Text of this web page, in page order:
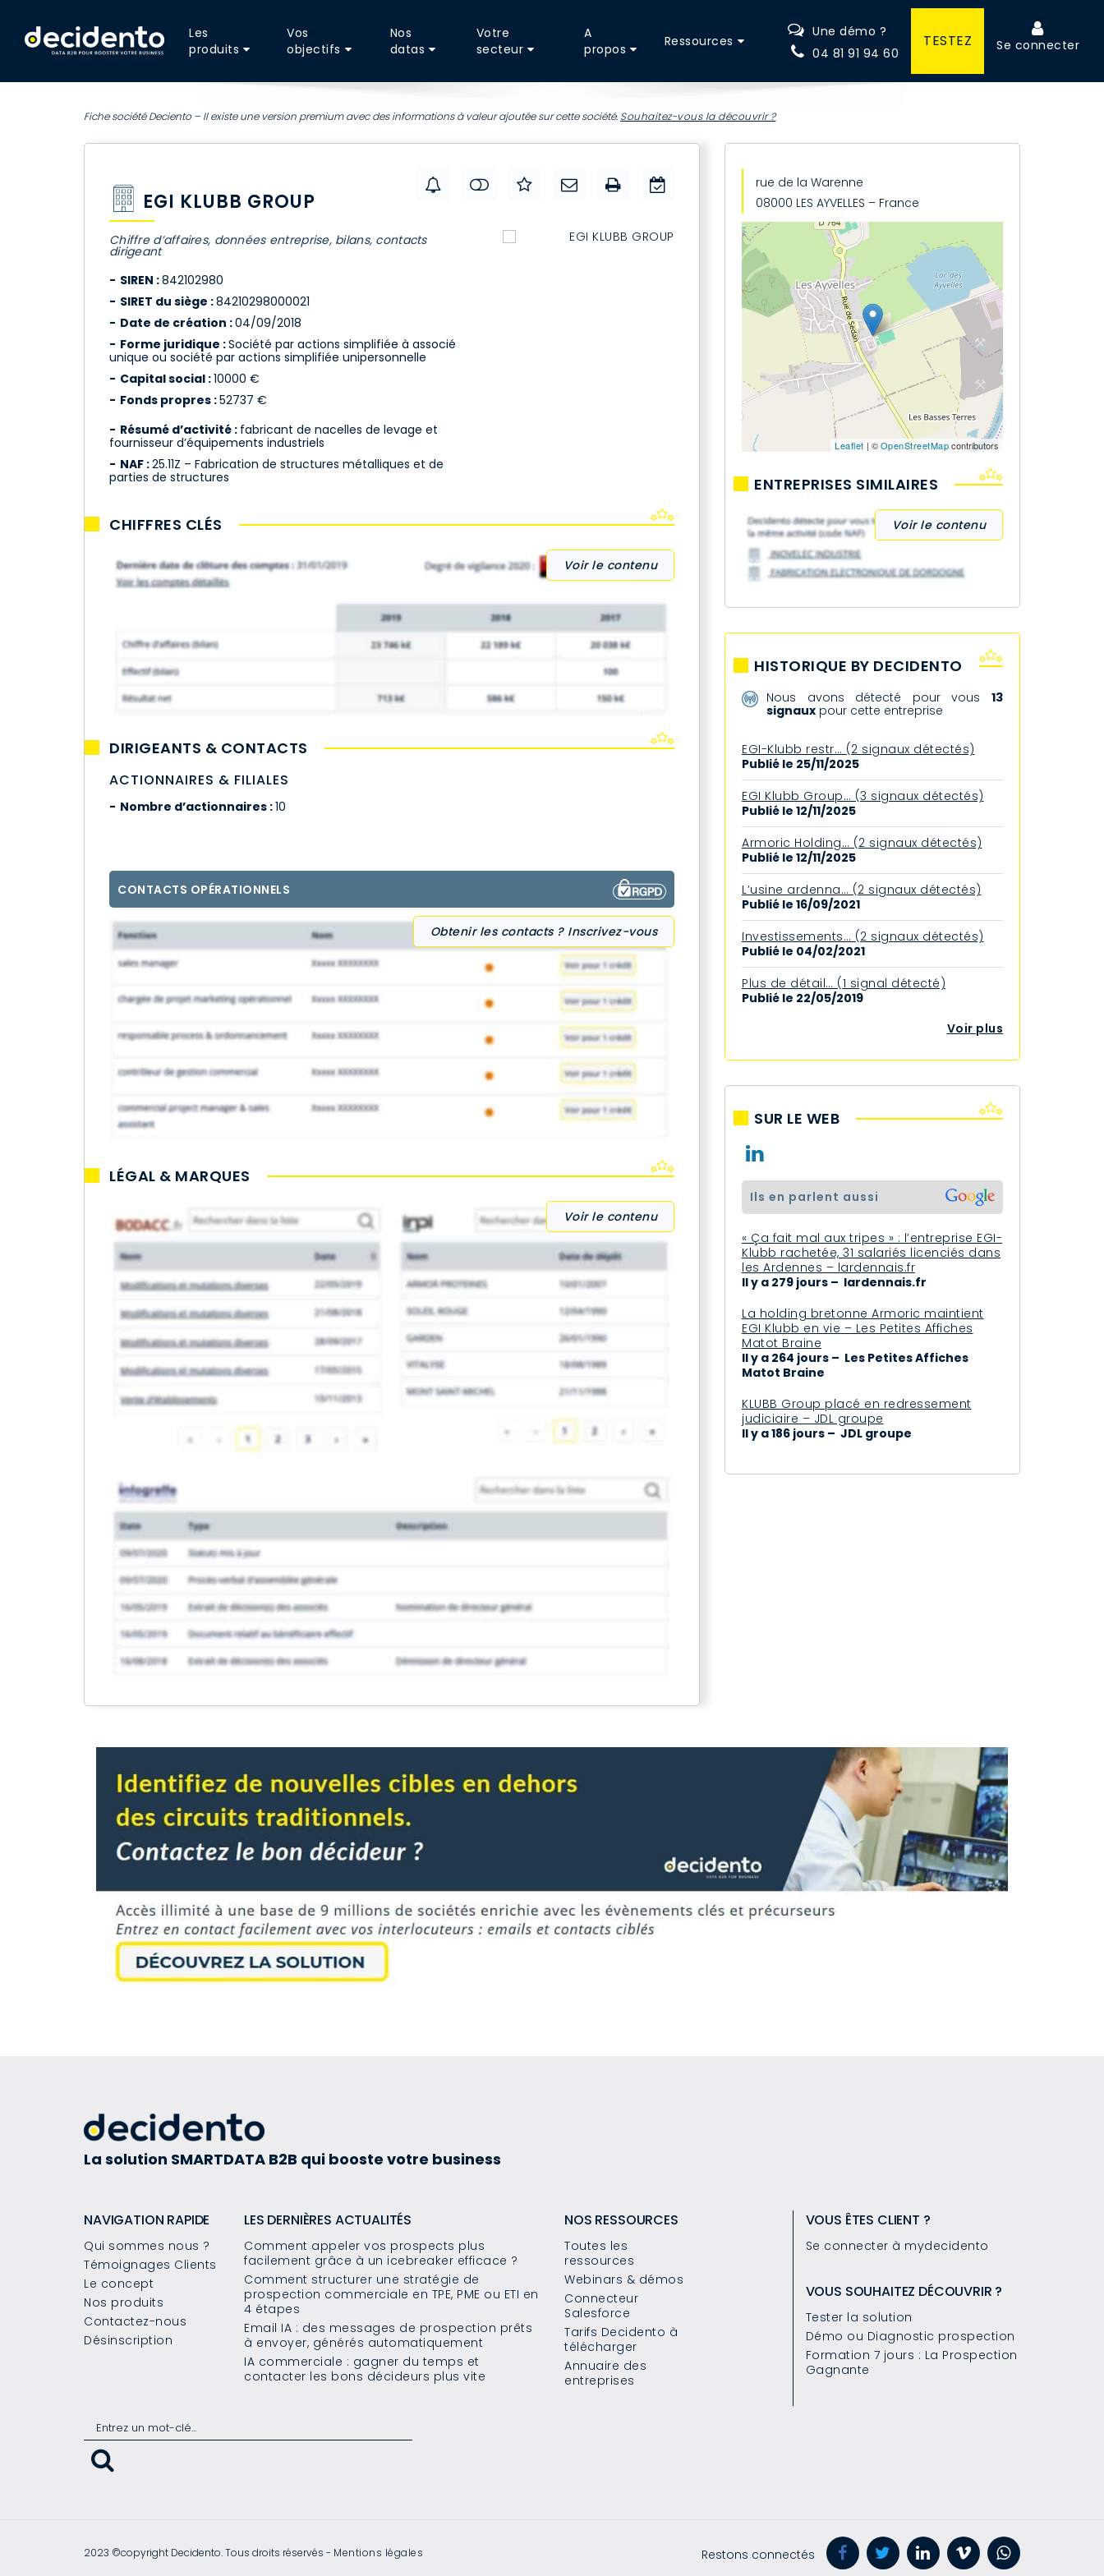
Les
produits
Vos
objectifs
Nos
datas
Votre
secteur
A
propos
Ressources
Une démo ?
04 81 91 94 60
TESTEZ Se connecter
Fiche société Deciento – Il existe une version premium avec des informations à valeur ajoutée sur cette société. Souhaitez-vous la découvrir ?
EGI KLUBB GROUP
Chiffre d’affaires, données entreprise, bilans, contacts
dirigeant
SIREN :842102980
SIRET du siège :84210298000021
Date de création :04/09/2018
Forme juridique :Société par actions simplifiée à associé
unique ou société par actions simplifiée unipersonnelle
Capital social :10000 €
Fonds propres :52737 €
Résumé d’activité : fabricant de nacelles de levage et
fournisseur d’équipements industriels
NAF :25.11Z – Fabrication de structures métalliques et de
parties de structures
CHIFFRES CLÉS
Voir le contenu
DIRIGEANTS & CONTACTS
ACTIONNAIRES & FILIALES
Nombre d’actionnaires :10
CONTACTS OPÉRATIONNELS
Obtenir les contacts ? Inscrivez-vous
LÉGAL & MARQUES
Voir le contenu
rue de la Warenne
08000 LES AYVELLES – France
Leaflet | ©OpenStreetMapcontributors
ENTREPRISES SIMILAIRES
Voir le contenu
HISTORIQUE BY DECIDENTO
Nous avons détecté pour vous 13
signaux pour cette entreprise
EGI-Klubb restr… (2 signaux détectés)
Publié le 25/11/2025
EGI Klubb Group… (3 signaux détectés)
Publié le 12/11/2025
Armoric Holding… (2 signaux détectés)
Publié le 12/11/2025
L’usine ardenna… (2 signaux détectés)
Publié le 16/09/2021
Investissements… (2 signaux détectés)
Publié le 04/02/2021
Plus de détail… (1 signal détecté)
Publié le 22/05/2019
Voir plus
SUR LE WEB
ils en parlent aussi
« Ça fait mal aux tripes » : l’entreprise EGI-
Klubb rachetée, 31 salariés licenciés dans
les Ardennes – lardennais.fr
Il y a 279 jours – lardennais.fr
La holding bretonne Armoric maintient
EGI Klubb en vie – Les Petites Affiches
Matot Braine
Il y a 264 jours – Les Petites Affiches
Matot Braine
KLUBB Group placé en redressement
judiciaire – JDL groupe
Il y a 186 jours – JDL groupe
La solution SMARTDATA B2B qui booste votre business
NAVIGATION RAPIDE
Qui sommes nous ?
Témoignages Clients
Le concept
Nos produits
Contactez-nous
Désinscription
LES DERNIÈRES ACTUALITÉS
Comment appeler vos prospects plus
facilement grâce à un icebreaker efficace ?
Comment structurer une stratégie de
prospection commerciale en TPE, PME ou ETI en
4 étapes
Email IA : des messages de prospection prêts
à envoyer, générés automatiquement
IA commerciale : gagner du temps et
contacter les bons décideurs plus vite
NOS RESSOURCES
Toutes les
ressources
Webinars & démos
Connecteur
Salesforce
Tarifs Decidento à
télécharger
Annuaire des
entreprises
VOUS ÊTES CLIENT ?
Se connecter à mydecidento
VOUS SOUHAITEZ DÉCOUVRIR ?
Tester la solution
Démo ou Diagnostic prospection
Formation 7 jours : La Prospection
Gagnante
2023 ©copyright Decidento. Tous droits réservés - Mentions légales Restons connectés